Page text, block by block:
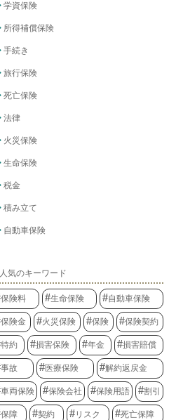
学資保険
所得補償保険
手続き
旅行保険
死亡保険
法律
火災保険
生命保険
税金
積み立て
自動車保険
人気のキーワード
保険料 生命保険 自動車保険
保険金 火災保険 保険 保険契約
特約 損害保険 年金 損害賠償
事故 医療保険 解約返戻金
車両保険 保険会社 保険用語 割引
保障 契約 リスク 死亡保障